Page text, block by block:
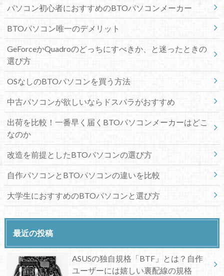
パソコン初心者におすすめのBTOパソコンメーカー
BTOパソコン唯一のデメリット
GeForceかQuadroのどっちにすべきか、と迷ったときの
選び方
OSなしのBTOパソコンを買う方法
中古パソコンが欲しいならドスパラがおすすめ
出荷を比較！一番早く届くBTOパソコンメーカーはどこ
なのか
改造を前提としたBTOパソコンの選び方
自作パソコンとBTOパソコンの違いを比較
大学生におすすめのBTOパソコンと選び方
最近の投稿
ASUSの独自規格「BTF」とは？自作
ユーザーには嬉しい裏配線の規格